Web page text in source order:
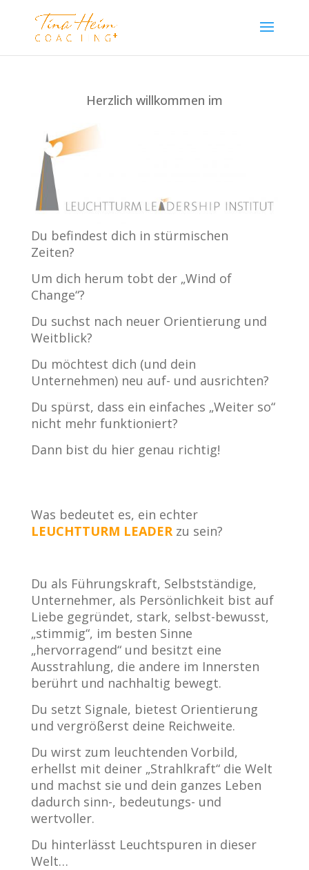
Herzlich willkommen im
Du befindest dich in stürmischen
Zeiten?
Um dich herum tobt der „Wind of
Change“?
Du suchst nach neuer Orientierung und
Weitblick?
Du möchtest dich (und dein
Unternehmen) neu auf- und ausrichten?
Du spürst, dass ein einfaches „Weiter so“
nicht mehr funktioniert?
Dann bist du hier genau richtig!
Was bedeutet es, ein echter
LEUCHTTURM LEADERzu sein?
Du als Führungskraft, Selbstständige,
Unternehmer, als Persönlichkeit bist auf
Liebe gegründet, stark, selbst-bewusst,
„stimmig“, im besten Sinne
„hervorragend“ und besitzt eine
Ausstrahlung, die andere im Innersten
berührt und nachhaltig bewegt.
Du setzt Signale, bietest Orientierung
und vergrößerst deine Reichweite.
Du wirst zum leuchtenden Vorbild,
erhellst mit deiner „Strahlkraft“ die Welt
und machst sie und dein ganzes Leben
dadurch sinn-, bedeutungs- und
wertvoller.
Du hinterlässt Leuchtspuren in dieser
Welt…